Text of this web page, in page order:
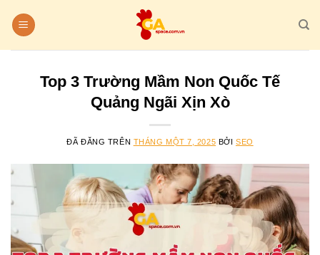
đến
Top 3 Trường Mầm Non Quốc Tế
Quảng Ngãi Xịn Xò
ĐÃ ĐĂNG TRÊN THÁNG MỘT 7, 2025 BỞI SEO